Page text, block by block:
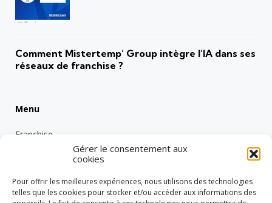
Gérer le consentement aux
cookies
Pour offrir les meilleures expériences, nous utilisons des technologies
telles que les cookies pour stocker et/ou accéder aux informations des
Comment Mistertemp’ Group intègre l’IA dans ses
réseaux de franchise ?
Menu
Franchise
Intérimaire